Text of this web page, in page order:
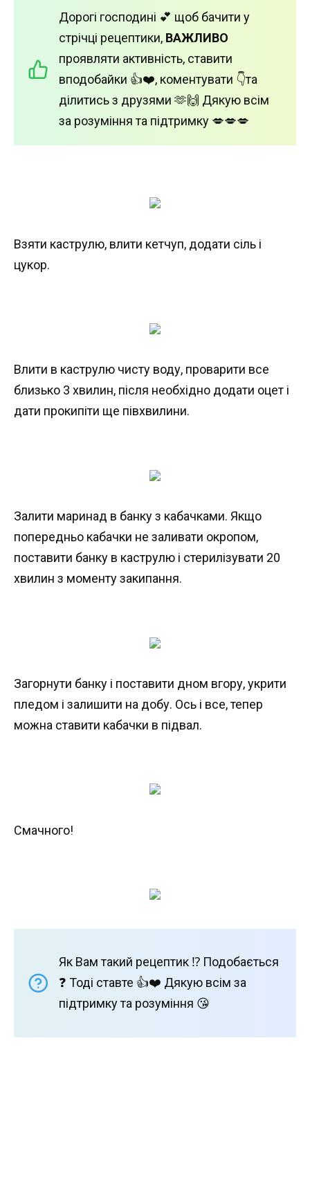
Дорогі господині 💕 щоб бачити у
стрічці рецептики, ВАЖЛИВО
проявляти активність, ставити
вподобайки 👍❤️, коментувати 👇та
ділитись з друзями 🫶🙌 Дякую всім
за розуміння та підтримку 💋💋💋
Взяти каструлю, влити кетчуп, додати сіль і
цукор.
Влити в каструлю чисту воду, проварити все
близько 3 хвилин, після необхідно додати оцет і
дати прокипіти ще півхвилини.
Залити маринад в банку з кабачками. Якщо
попередньо кабачки не заливати окропом,
поставити банку в каструлю і стерилізувати 20
хвилин з моменту закипання.
Загорнути банку і поставити дном вгору, укрити
пледом і залишити на добу. Ось і все, тепер
можна ставити кабачки в підвал.
Смачного!
Як Вам такий рецептик ⁉️ Подобається
❓ Тоді ставте 👍❤️ Дякую всім за
підтримку та розуміння 😘